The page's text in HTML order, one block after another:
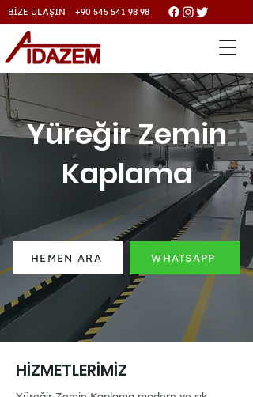
BİZE ULAŞIN +90 545 541 98 98
Yüreğir Zemin
Kaplama
HEMEN ARA WHATSAPP
HİZMETLERİMİZ